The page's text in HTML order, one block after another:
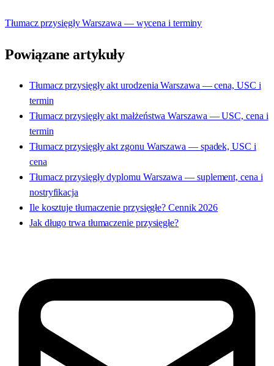
Tłumacz przysięgły Warszawa — wycena i terminy
Powiązane artykuły
Tłumacz przysięgły akt urodzenia Warszawa — cena, USC i
termin
Tłumacz przysięgły akt małżeństwa Warszawa — USC, cena i
termin
Tłumacz przysięgły akt zgonu Warszawa — spadek, USC i
cena
Tłumacz przysięgły dyplomu Warszawa — suplement, cena i
nostryfikacja
Ile kosztuje tłumaczenie przysięgłe? Cennik 2026
Jak długo trwa tłumaczenie przysięgłe?